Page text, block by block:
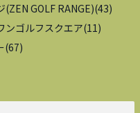
GOLF RANGE)(43)
ンゴルフスクエア(11 )
(67)